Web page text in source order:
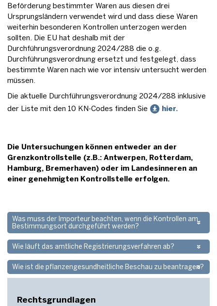
Beförderung bestimmter Waren aus diesen drei
Ursprungsländern verwendet wird und dass diese Waren
weiterhin besonderen Kontrollen unterzogen werden
sollten. Die EU hat deshalb mit der
Durchführungsverordnung 2024/288 die o.g.
Durchführungsverordnung ersetzt und festgelegt, dass
bestimmte Waren nach wie vor intensiv untersucht werden
müssen.
Die aktuelle Durchführungsverordnung 2024/288 inklusive
der Liste mit den 10 KN-Codes finden Sie
hier.
Die Untersuchungen können entweder an der
Grenzkontrollstelle (z.B.: Antwerpen, Rotterdam,
Hamburg, Bremerhaven) oder im Landesinneren an
einer genehmigten Kontrollstelle erfolgen.
Was muss der Importeur beachten, wenn die Kontrollen am
Bestimmungsort durchgeführt werden?
Wie läuft das amtliche Registrierungsverfahren ab?
Wie ist die pflanzengesundheitliche Beschau zu beantragen?
Rechtsgrundlagen